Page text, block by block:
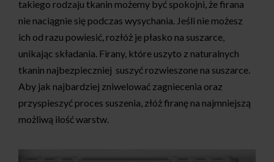
takiego rodzaju tkanin możemy być spokojni, że firana
nie naciągnie się podczas wysychania. Jeśli nie możesz
ich od razu powiesić, rozłóż je płasko na suszarce,
unikając składania. Firany, które uszyto z naturalnych
tkanin najbezpieczniej suszyć rozwieszone na suszarce.
Aby jak najbardziej zniwelować zagniecenia oraz
przyspieszyć proces suszenia, złóż firanę na najmniejszą
możliwą ilość warstw.